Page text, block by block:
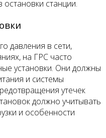
остановки станции.
давления в сети,
на ГРС часто
установки. Они должны
и системы
утечек
должно учитывать
и особенности